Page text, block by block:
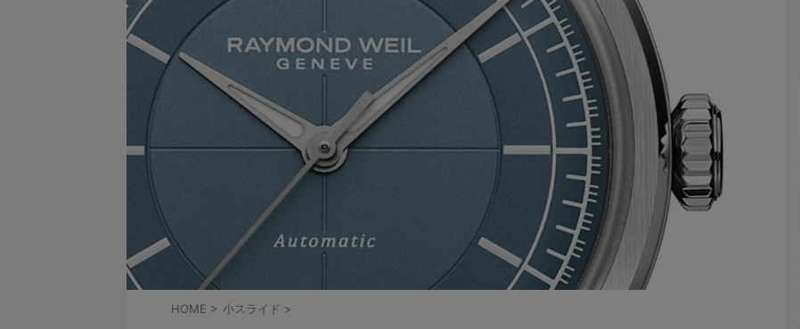
HOME > 小スライド >